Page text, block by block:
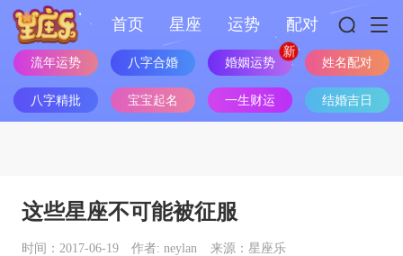
首页 星座 运势 配对
流年运势 八字合婚 婚姻运势 姓名配对
八字精批 宝宝起名 一生财运 结婚吉日
这些星座不可能被征服
时间：2017-06-19 作者: neylan 来源：星座乐